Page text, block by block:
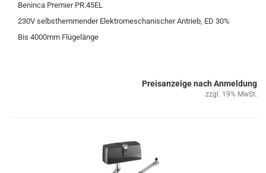
Ben­in­ca Pre­mier PR.45EL
230V selbst­hem­men­der Elek­tro­me­scha­ni­scher An­trieb, ED 30%
Bis 4000mm Flü­ge­län­ge
Preisanzeige nach Anmeldung
zzgl. 19% MwSt.